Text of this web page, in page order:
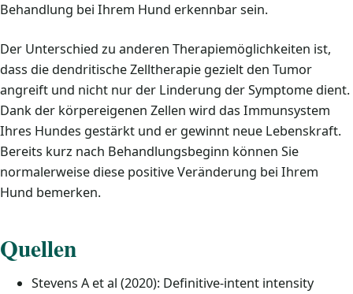
Behandlung bei Ihrem Hund erkennbar sein.
Der Unterschied zu anderen Therapiemöglichkeiten ist,
dass die dendritische Zelltherapie gezielt den Tumor
angreift und nicht nur der Linderung der Symptome dient.
Dank der körpereigenen Zellen wird das Immunsystem
Ihres Hundes gestärkt und er gewinnt neue Lebenskraft.
Bereits kurz nach Behandlungsbeginn können Sie
normalerweise diese positive Veränderung bei Ihrem
Hund bemerken.
Quellen
Stevens A et al (2020): Definitive‐intent intensity